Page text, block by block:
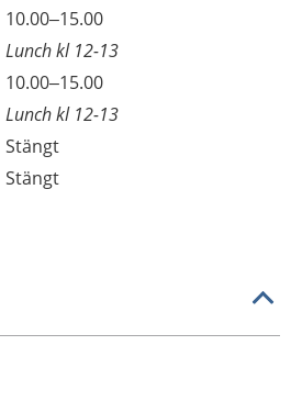
10.00–15.00
Lunch kl 12-13
10.00–15.00
Lunch kl 12-13
Stängt
Stängt